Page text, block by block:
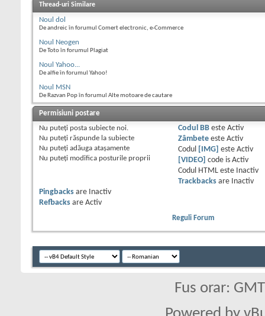
Thread-uri Similare
Noul dol
De andreic în forumul Comert electronic, e-Commerce
Noul Neogen
De Toto în forumul Plagiat
Noul Yahoo...
De alfie în forumul Yahoo!
Noul MSN
De Razvan Pop în forumul Alte motoare de cautare
Permisiuni postare
Nu puteţi posta subiecte noi.
Nu puteţi răspunde la subiecte
Nu puteţi adăuga ataşamente
Nu puteţi modifica posturile proprii
Codul BBeste Activ
Zâmbeteeste Activ
Codul
[IMG] este Activ
[VIDEO] code is Activ
Codul HTML este
Inactiv
Trackbacksare
Inactiv
Pingbacks are
Inactiv
Refbacks are Activ
Reguli Forum
Fus orar: